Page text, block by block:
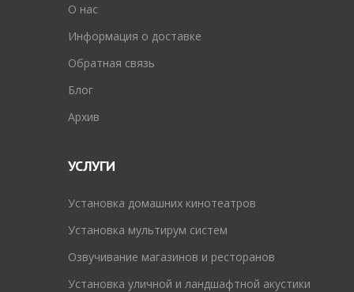
O нас
Информация о доставке
Обратная связь
Блог
Архив
УСЛУГИ
Установка домашних кинотеатров
Установка мультирум систем
Озвучивание магазинов и ресторанов
Установка уличной и ландшафтной акустики